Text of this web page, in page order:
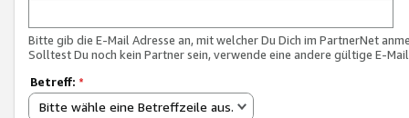
Bitte gib die E-Mail Adresse an, mit welcher Du Dich im PartnerNet
Solltest Du noch kein Partner sein, verwende eine andere gültige E-
Betreff: *
Bitte wähle eine Betreffzeile aus.